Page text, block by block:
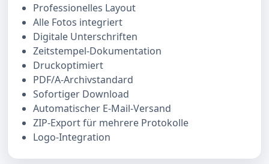
Professionelles Layout
Alle Fotos integriert
Digitale Unterschriften
Zeitstempel-Dokumentation
Druckoptimiert
PDF/A-Archivstandard
Sofortiger Download
Automatischer E-Mail-Versand
ZIP-Export für mehrere Protokolle
Logo-Integration